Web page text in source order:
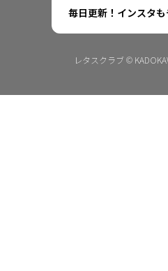
毎日更新！インスタも
レタスクラブ ©